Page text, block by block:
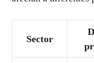
Sector